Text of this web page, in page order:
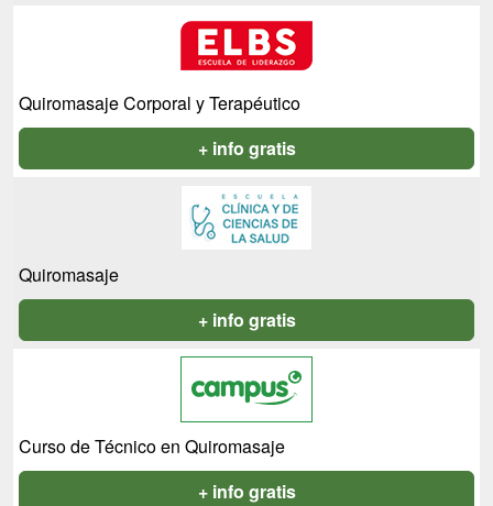
Quiromasaje Corporal y Terapéutico
+ info gratis
Quiromasaje
+ info gratis
Curso de Técnico en Quiromasaje
+ info gratis